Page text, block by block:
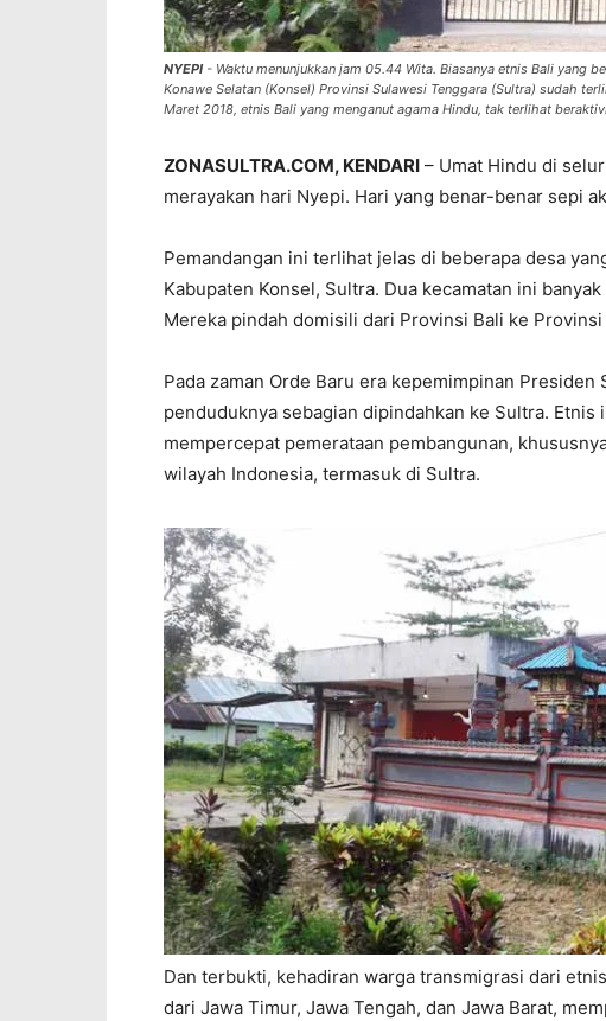
NYEPI - Waktu menunjukkan jam 05.44 Wita. Biasanya etnis Bali yang
Konawe Selatan (Konsel) Provinsi Sulawesi Tenggara (Sultra) sudah
Maret 2018, etnis Bali yang menganut agama Hindu, tak terlihat
ZONASULTRA.COM, KENDARI – Umat Hindu di
merayakan hari Nyepi. Hari yang benar-benar sepi
Pemandangan ini terlihat jelas di beberapa desa
Kabupaten Konsel, Sultra. Dua kecamatan ini
Mereka pindah domisili dari Provinsi Bali ke
Pada zaman Orde Baru era kepemimpinan
penduduknya sebagian dipindahkan ke Sultra.
mempercepat pemerataan pembangunan,
wilayah Indonesia, termasuk di Sultra.
Dan terbukti, kehadiran warga transmigrasi dari
dari Jawa Timur, Jawa Tengah, dan Jawa Barat,